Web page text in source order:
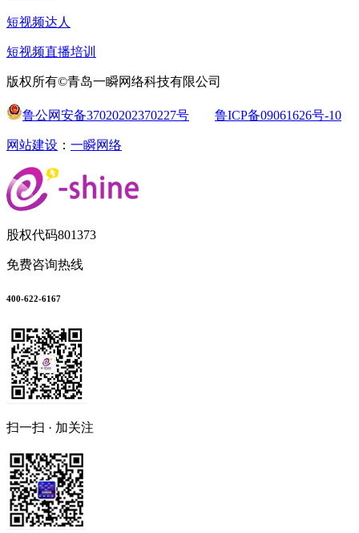
短视频达人
短视频直播培训
版权所有©青岛一瞬网络科技有限公司
鲁公网安备37020202370227号 鲁ICP备09061626号-10
网站建设 ： 一瞬网络
股权代码801373
免费咨询热线
400-622-6167
扫一扫 · 加关注